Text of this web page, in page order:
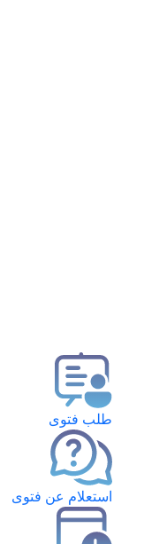
طلب فتوى
استعلام عن فتوى